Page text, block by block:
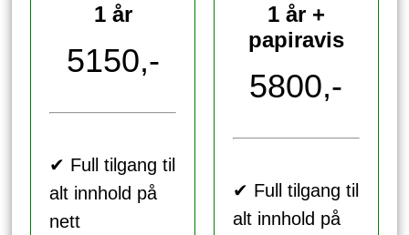
1 år
5150,-
✔ Full tilgang til
alt innhold på
nett
1 år +
papiravis
5800,-
✔ Full tilgang til
alt innhold på